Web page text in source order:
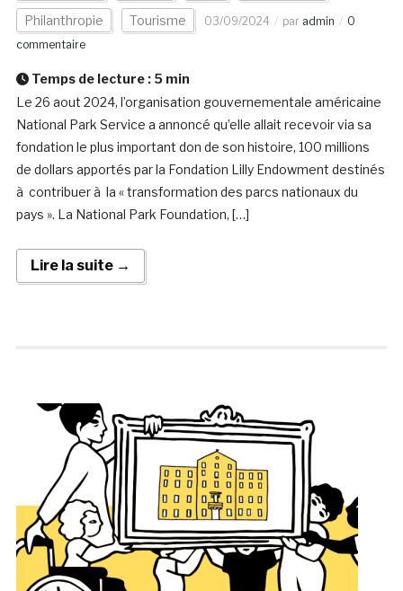
Philanthropie Tourisme 03/09/2024 par admin
0
commentaire
Temps de lecture : 5 min
Le 26 aout 2024, l’organisation gouvernementale américaine
National Park Service a annoncé qu’elle allait recevoir via sa
fondation le plus important don de son histoire, 100 millions
de dollars apportés par la Fondation Lilly Endowment destinés
à contribuer à la « transformation des parcs nationaux du
pays ». La National Park Foundation, […]
Lire la suite →